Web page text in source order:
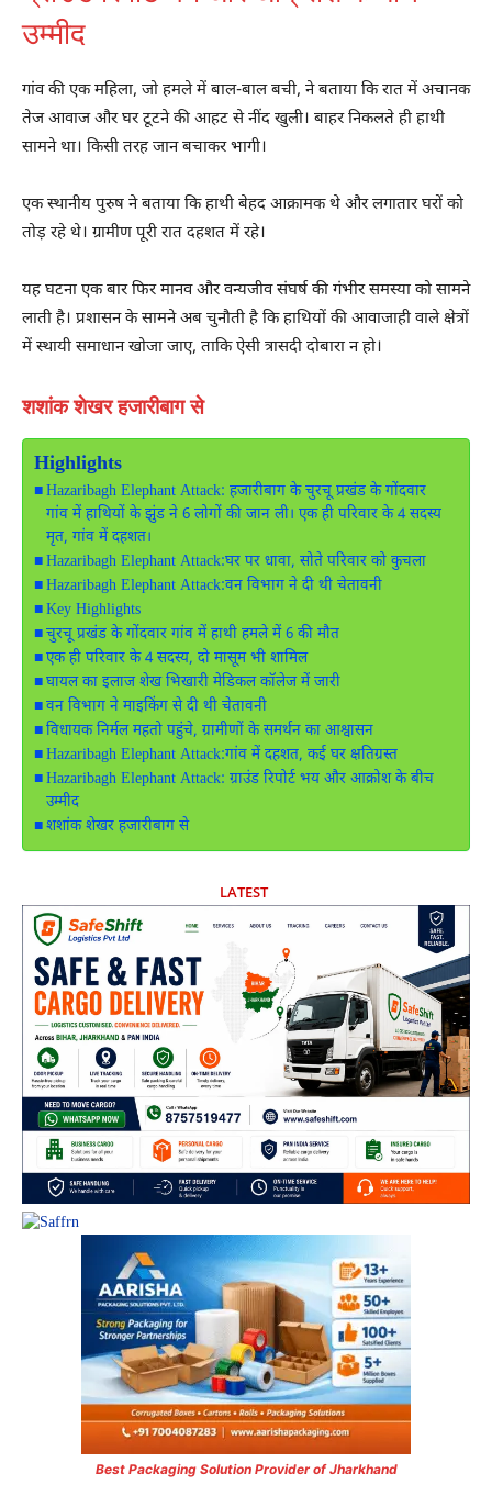
उम्मीद
गांव की एक महिला, जो हमले में बाल-बाल बची, ने बताया कि रात में अचानक
तेज आवाज और घर टूटने की आहट से नींद खुली। बाहर निकलते ही हाथी
सामने था। किसी तरह जान बचाकर भागी।
एक स्थानीय पुरुष ने बताया कि हाथी बेहद आक्रामक थे और लगातार घरों को
तोड़ रहे थे। ग्रामीण पूरी रात दहशत में रहे।
यह घटना एक बार फिर मानव और वन्यजीव संघर्ष की गंभीर समस्या को सामने
लाती है। प्रशासन के सामने अब चुनौती है कि हाथियों की आवाजाही वाले क्षेत्रों
में स्थायी समाधान खोजा जाए, ताकि ऐसी त्रासदी दोबारा न हो।
शशांक शेखर हजारीबाग से
Highlights
Hazaribagh Elephant Attack: हजारीबाग के चुरचू प्रखंड के गोंदवार
गांव में हाथियों के झुंड ने 6 लोगों की जान ली। एक ही परिवार के 4 सदस्य
मृत, गांव में दहशत।
Hazaribagh Elephant Attack:घर पर धावा, सोते परिवार को कुचला
Hazaribagh Elephant Attack:वन विभाग ने दी थी चेतावनी
Key Highlights
चुरचू प्रखंड के गोंदवार गांव में हाथी हमले में 6 की मौत
एक ही परिवार के 4 सदस्य, दो मासूम भी शामिल
घायल का इलाज शेख भिखारी मेडिकल कॉलेज में जारी
वन विभाग ने माइकिंग से दी थी चेतावनी
विधायक निर्मल महतो पहुंचे, ग्रामीणों के समर्थन का आश्वासन
Hazaribagh Elephant Attack:गांव में दहशत, कई घर क्षतिग्रस्त
Hazaribagh Elephant Attack: ग्राउंड रिपोर्ट भय और आक्रोश के बीच
उम्मीद
शशांक शेखर हजारीबाग से
LATEST
Best Packaging Solution Provider of Jharkhand